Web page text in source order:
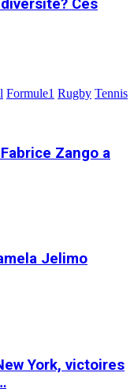
Ces
Formule1 Rugby Tennis
Zango a
Jelimo
York, victoires